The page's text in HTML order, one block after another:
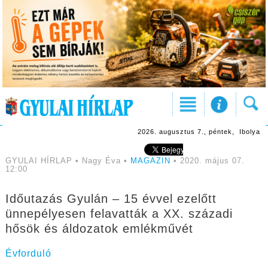
2026. augusztus 7., péntek, Ibolya
GYULAI HÍRLAP • Nagy Éva • MAGAZIN • 2020. május 07.
12:00
Időutazás Gyulán – 15 évvel ezelőtt
ünnepélyesen felavatták a XX. századi
hősök és áldozatok emlékművét
Évforduló